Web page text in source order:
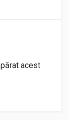
acest